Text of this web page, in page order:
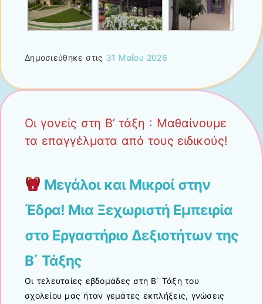
Δημοσιεύθηκε στις 31 Μαΐου 2026
Οι γονείς στη Β’ τάξη : Μαθαίνουμε
τα επαγγέλματα από τους ειδικούς!
Μεγάλοι και Μικροί στην
Έδρα! Μια Ξεχωριστή Εμπειρία
στο Εργαστήριο Δεξιοτήτων της
Β΄ Τάξης
Οι τελευταίες εβδομάδες στη Β΄ Τάξη του
σχολείου μας ήταν γεμάτες εκπλήξεις, γνώσεις